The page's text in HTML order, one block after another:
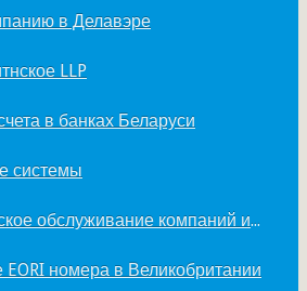
в Делавэре
LLP
в банках Беларуси
системы
Бухгалтерское обслуживание компаний из Великобритании
EORI номера в Великобритании